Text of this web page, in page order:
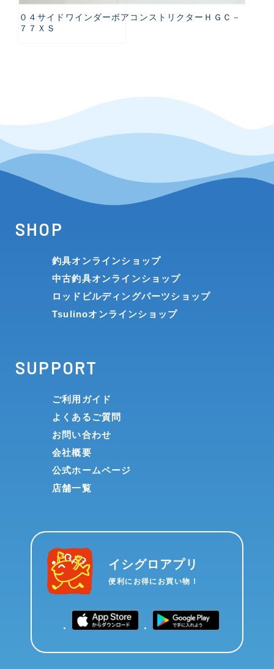
０４サイドワインダーボアコンストリクターＨＧＣ－
７７ＸＳ
SHOP
釣具オンラインショップ
中古釣具オンラインショップ
ロッドビルディングパーツショップ
Tsulinoオンラインショップ
SUPPORT
ご利用ガイド
よくあるご質問
お問い合わせ
会社概要
公式ホームページ
店舗一覧
イシグロアプリ
便利にお得にお買い物！